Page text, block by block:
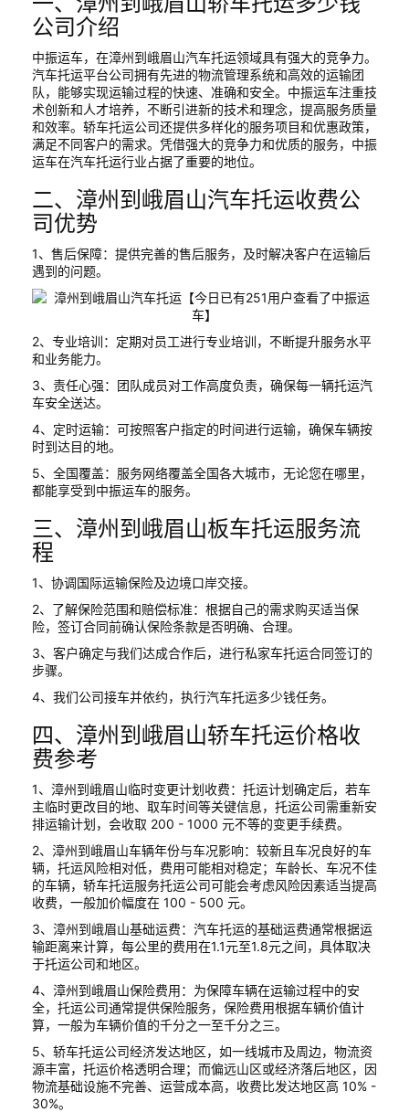
公司介绍
中振运车，在漳州到峨眉山汽车托运领域具有强大的竞争力。
汽车托运平台公司拥有先进的物流管理系统和高效的运输团
队，能够实现运输过程的快速、准确和安全。中振运车注重技
术创新和人才培养，不断引进新的技术和理念，提高服务质量
和效率。轿车托运公司还提供多样化的服务项目和优惠政策，
满足不同客户的需求。凭借强大的竞争力和优质的服务，中振
运车在汽车托运行业占据了重要的地位。
二、漳州到峨眉山汽车托运收费公
司优势
1、售后保障：提供完善的售后服务，及时解决客户在运输后
遇到的问题。
2、专业培训：定期对员工进行专业培训，不断提升服务水平
和业务能力。
3、责任心强：团队成员对工作高度负责，确保每一辆托运汽
车安全送达。
4、定时运输：可按照客户指定的时间进行运输，确保车辆按
时到达目的地。
5、全国覆盖：服务网络覆盖全国各大城市，无论您在哪里，
都能享受到中振运车的服务。
三、漳州到峨眉山板车托运服务流
程
1、协调国际运输保险及边境口岸交接。
2、了解保险范围和赔偿标准：根据自己的需求购买适当保
险，签订合同前确认保险条款是否明确、合理。
3、客户确定与我们达成合作后，进行私家车托运合同签订的
步骤。
4、我们公司接车并依约，执行汽车托运多少钱任务。
四、漳州到峨眉山轿车托运价格收
费参考
1、漳州到峨眉山临时变更计划收费：托运计划确定后，若车
主临时更改目的地、取车时间等关键信息，托运公司需重新安
排运输计划，会收取 200 - 1000 元不等的变更手续费。
2、漳州到峨眉山车辆年份与车况影响：较新且车况良好的车
辆，托运风险相对低，费用可能相对稳定；车龄长、车况不佳
的车辆，轿车托运服务托运公司可能会考虑风险因素适当提高
收费，一般加价幅度在 100 - 500 元。
3、漳州到峨眉山基础运费：汽车托运的基础运费通常根据运
输距离来计算，每公里的费用在1.1元至1.8元之间，具体取决
于托运公司和地区。
4、漳州到峨眉山保险费用：为保障车辆在运输过程中的安
全，托运公司通常提供保险服务，保险费用根据车辆价值计
算，一般为车辆价值的千分之一至千分之三。
5、轿车托运公司经济发达地区，如一线城市及周边，物流资
源丰富，托运价格透明合理；而偏远山区或经济落后地区，因
物流基础设施不完善、运营成本高，收费比发达地区高 10% -
30%。